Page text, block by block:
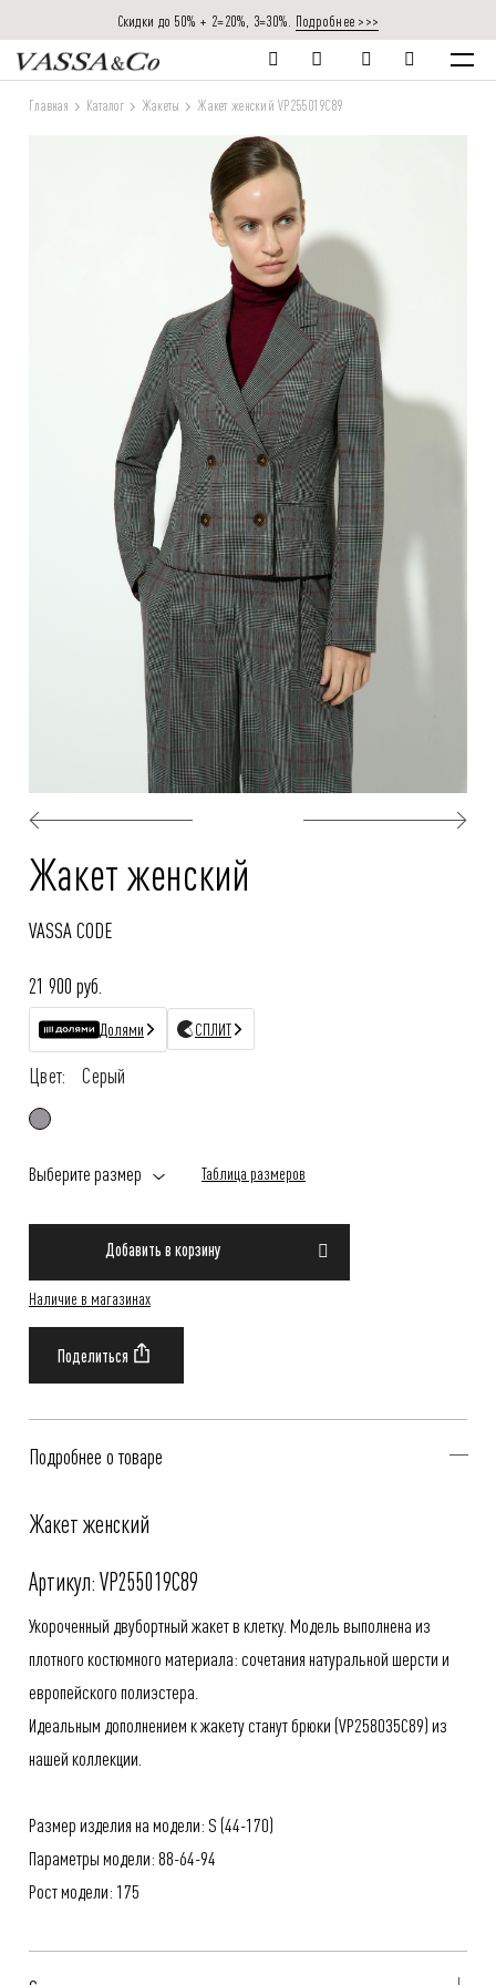
Скидки до 50% + 2=20%, 3=30%. Подробнее >>>
Главная Каталог Жакеты Жакет женский VP255019C89
Жакет женский
VASSA CODE
21 900 руб.
Долями СПЛИТ
Цвет: Серый
Выберите размер Таблица размеров
Добавить в корзину
Наличие в магазинах
Подробнее о товаре
Жакет женский
Артикул: VP255019C89
Укороченный двубортный жакет в клетку. Модель выполнена из
плотного костюмного материала: сочетания натуральной шерсти и
европейского полиэстера.
Идеальным дополнением к жакету станут брюки (VP258035C89) из
нашей коллекции.
Размер изделия на модели: S (44-170)
Параметры модели: 88-64-94
Рост модели: 175